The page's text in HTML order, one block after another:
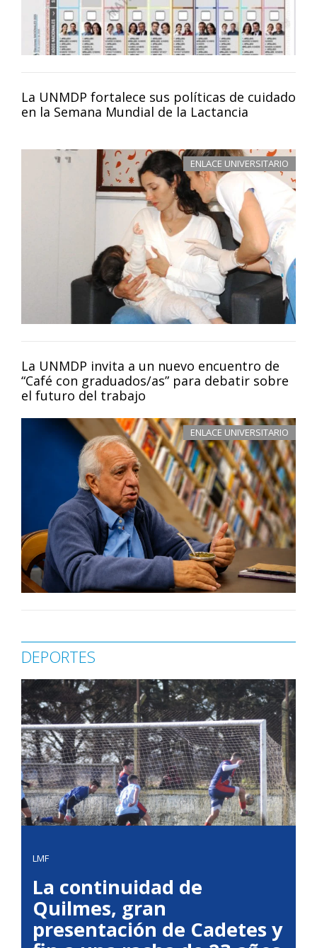
La UNMDP fortalece sus políticas de cuidado
en la Semana Mundial de la Lactancia
ENLACE UNIVERSITARIO
La UNMDP invita a un nuevo encuentro de
“Café con graduados/as” para debatir sobre
el futuro del trabajo
ENLACE UNIVERSITARIO
DEPORTES
LMF
La continuidad de
Quilmes, gran
presentación de Cadetes y